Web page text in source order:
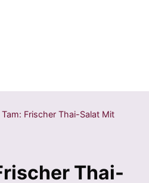
Tam: Frischer Thai-Salat Mit
Thai-